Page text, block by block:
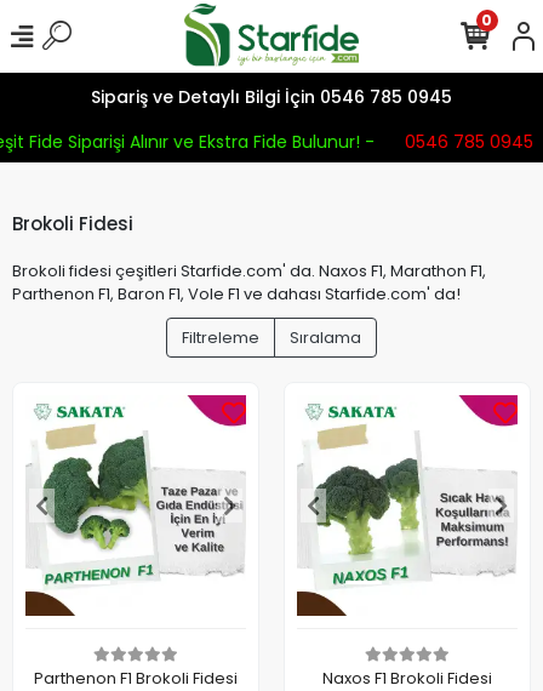
Sipariş ve Detaylı Bilgi İçin 0546 785 0945
Fide Siparişi Alınır ve Ekstra Fide Bulunur! -
0546 785 0945
0
Brokoli Fidesi
Brokoli fidesi çeşitleri Starfide.com' da. Naxos F1, Marathon F1,
Parthenon F1, Baron F1, Vole F1 ve dahası Starfide.com' da!
Filtreleme
Sıralama
Parthenon F1 Brokoli Fidesi Naxos F1 Brokoli Fidesi